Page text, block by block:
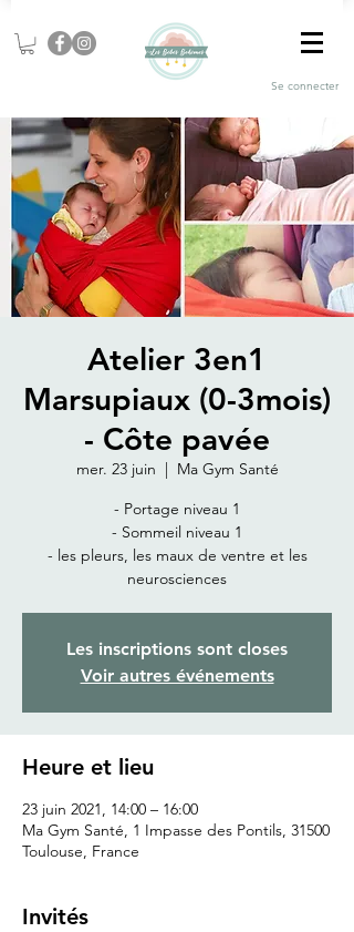
Se connecter
Atelier 3en1
Marsupiaux (0-3mois)
- Côte pavée
mer. 23 juin
  |
Ma Gym Santé
- Portage niveau 1
- Sommeil niveau 1
- les pleurs, les maux de ventre et les
neurosciences
Les inscriptions sont closes
Voir autres événements
Heure et lieu
23 juin 2021, 14:00 – 16:00
Ma Gym Santé, 1 Impasse des Pontils, 31500
Toulouse, France
Invités